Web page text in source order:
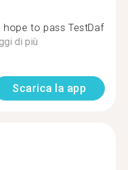
hope to pass TestDaf
di più
Scarica la app